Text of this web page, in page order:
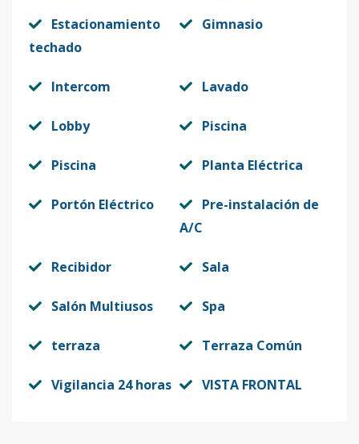
Estacionamiento
techado
Gimnasio
Intercom Lavado
Lobby Piscina
Piscina Planta Eléctrica
Portón Eléctrico
Pre-instalación de
A/C
Recibidor Sala
Salón Multiusos Spa
terraza Terraza Común
Vigilancia 24 horas VISTA FRONTAL